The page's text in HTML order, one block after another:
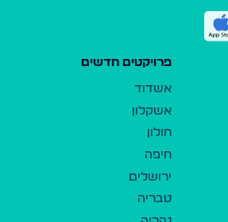
פרויקטים חדשים
אשדוד
אשקלון
חולון
חיפה
ירושלים
טבריה